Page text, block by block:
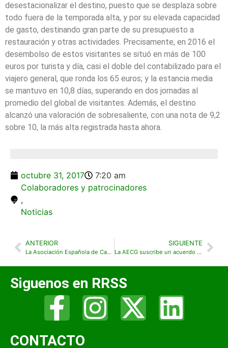
desestacionalizar el destino, puesto que se desplaza sobre
todo fuera de la temporada alta, y por su elevada capacidad
de gasto, destinando gran parte de su presupuesto a
restauración y otras actividades. Precisamente, en 2016 el
desembolso de estos visitantes se situó en más de 100
euros por turista y día, casi el doble del contabilizado para el
viajero general, que ronda los 65 euros; y la estancia media
se mantuvo en 10,8 días, superando en dos jornadas al
promedio del global de visitantes. Además, el destino
alcanzó una valoración de sobresaliente, con una nota de 9,2
sobre 10, la más alta registrada hasta ahora.
octubre 31, 2017
7:20 am
Colaboradores y patrocinadores
,
Noticias
ANTERIOR
La Asociación Española de Campos de Golf celebra su Asamblea General Ordinaria correspondiente al ejercicio 2017 en Retamares Club de Golf
SIGUIENTE
La AECG suscribe un acuerdo de colaboración con la Correduría de Seguros Bergantín Insurance Broker
Siguenos en RRSS
CONTACTO